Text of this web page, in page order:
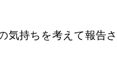
気持ちを考えて報告